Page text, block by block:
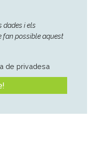
dades i els
fan possible aquest
de privadesa